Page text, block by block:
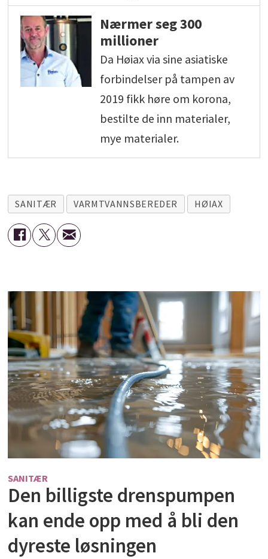
Nærmer seg 300
millioner
Da Høiax via sine asiatiske
forbindelser på tampen av
2019 fikk høre om korona,
bestilte de inn materialer,
mye materialer.
SANITÆR VARMTVANNSBEREDER HØIAX
SANITÆR
Den billigste drenspumpen
kan ende opp med å bli den
dyreste løsningen